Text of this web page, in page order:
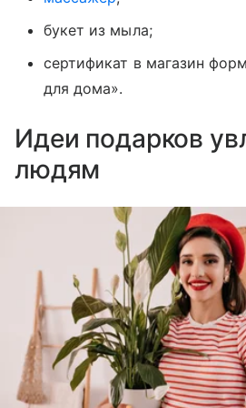
букет из мыла;
сертификат в магазин
для дома».
Идеи подарков
людям